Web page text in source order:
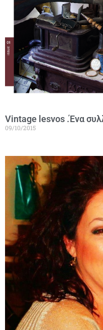
Vintage lesvos .Ένα
09/10/2015